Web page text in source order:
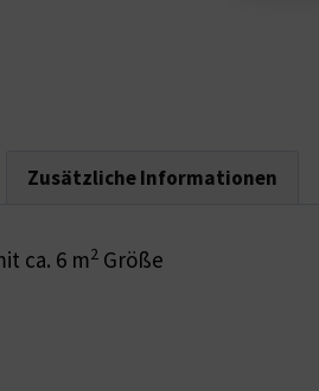
Zusätzliche Informationen
ca. 6 m2 Größe